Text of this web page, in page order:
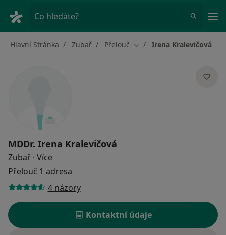
Co hledáte?
Hlavní Stránka Zubař Přelouč Změna města
Irena Kralevičová
MDDr. Irena Kralevičová
Zubař · Více
Přelouč 1 adresa
4 názory
Kontaktní údaje